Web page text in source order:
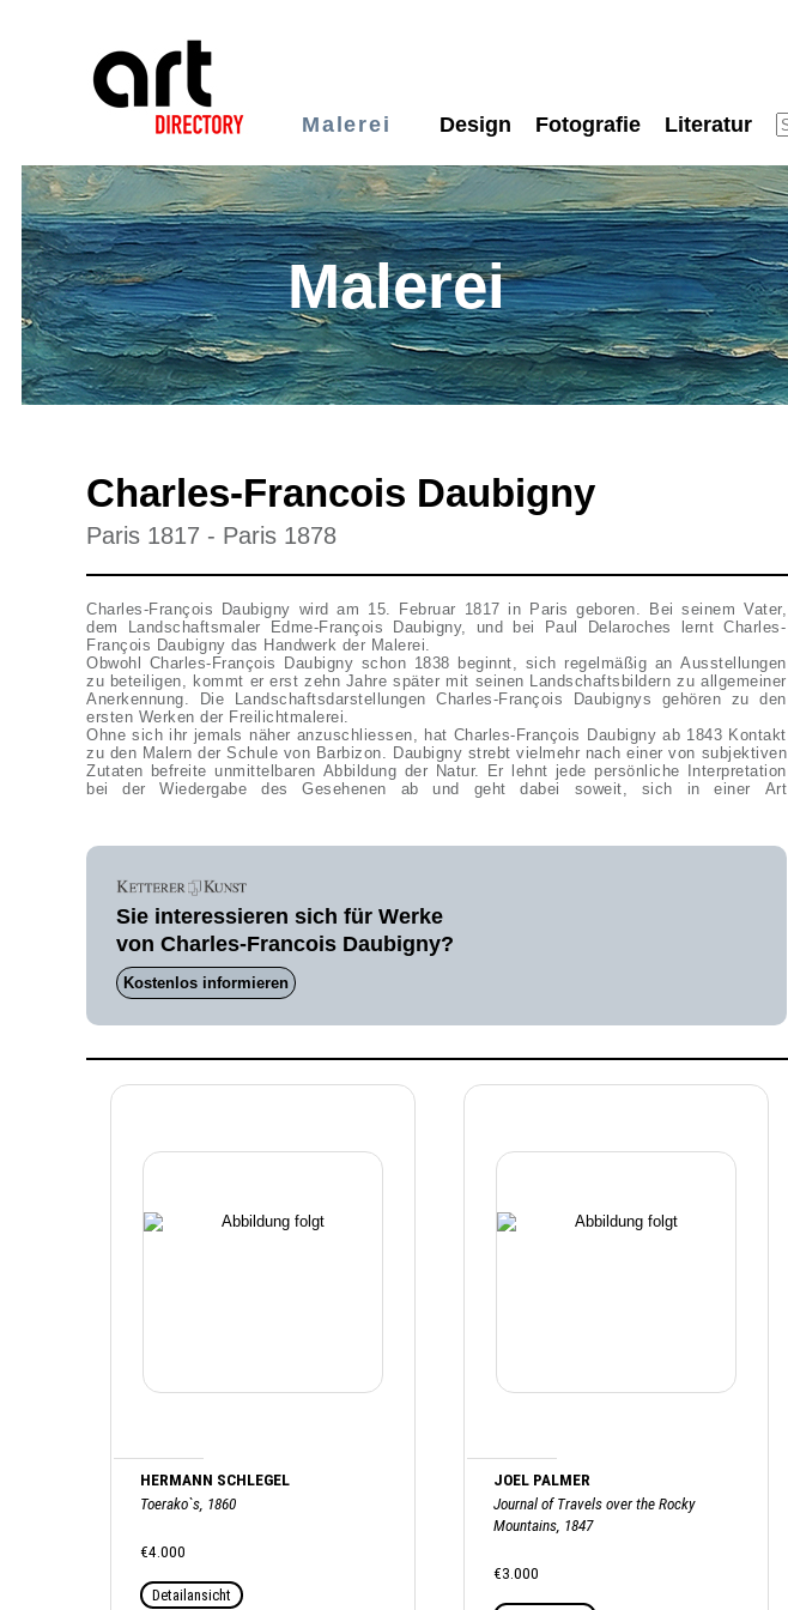
Malerei Design Fotografie Literatur
Malerei
Charles-Francois Daubigny
Paris 1817 - Paris 1878
Charles-François Daubigny wird am 15. Februar 1817 in Paris geboren. Bei seinem Vater,
dem Landschaftsmaler Edme-François Daubigny, und bei Paul Delaroches lernt Charles-
François Daubigny das Handwerk der Malerei.
Obwohl Charles-François Daubigny schon 1838 beginnt, sich regelmäßig an Ausstellungen
zu beteiligen, kommt er erst zehn Jahre später mit seinen Landschaftsbildern zu allgemeiner
Anerkennung. Die Landschaftsdarstellungen Charles-François Daubignys gehören zu den
ersten Werken der Freilichtmalerei.
Ohne sich ihr jemals näher anzuschliessen, hat Charles-François Daubigny ab 1843 Kontakt
zu den Malern der Schule von Barbizon. Daubigny strebt vielmehr nach einer von subjektiven
Zutaten befreite unmittelbaren Abbildung der Natur. Er lehnt jede persönliche Interpretation
bei der Wiedergabe des Gesehenen ab und geht dabei soweit, sich in einer Art
Sie interessieren sich für Werke
von Charles-Francois Daubigny?
Kostenlos informieren
HERMANN SCHLEGEL
Toerako`s, 1860
€4.000
Detailansicht
JOEL PALMER
Journal of Travels over the Rocky
Mountains, 1847
€3.000